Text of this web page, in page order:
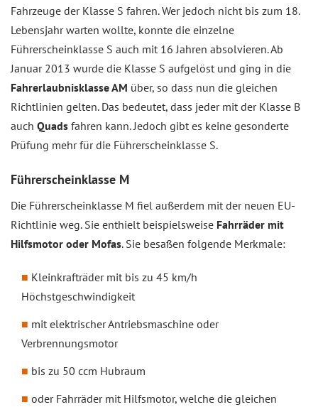
Fahrzeuge der Klasse S fahren. Wer jedoch nicht bis zum 18.
Lebensjahr warten wollte, konnte die einzelne
Führerscheinklasse S auch mit 16 Jahren absolvieren. Ab
Januar 2013 wurde die Klasse S aufgelöst und ging in die
Fahrerlaubnisklasse AM über, so dass nun die gleichen
Richtlinien gelten. Das bedeutet, dass jeder mit der Klasse B
auch Quads fahren kann. Jedoch gibt es keine gesonderte
Prüfung mehr für die Führerscheinklasse S.
Führerscheinklasse M
Die Führerscheinklasse M fiel außerdem mit der neuen EU-
Richtlinie weg. Sie enthielt beispielsweise Fahrräder mit
Hilfsmotor oder Mofas. Sie besaßen folgende Merkmale:
Kleinkrafträder mit bis zu 45 km/h
Höchstgeschwindigkeit
mit elektrischer Antriebsmaschine oder
Verbrennungsmotor
bis zu 50 ccm Hubraum
oder Fahrräder mit Hilfsmotor, welche die gleichen